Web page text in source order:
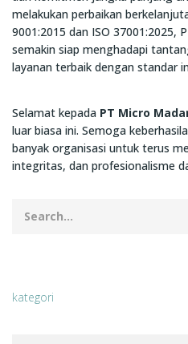
melakukan perbaikan
9001:2015 dan ISO 37001:2025,
semakin siap menghadapi
layanan terbaik dengan standar
Selamat kepada PT Micro
luar biasa ini. Semoga
banyak organisasi untuk terus
integritas, dan profesionalisme
kategori